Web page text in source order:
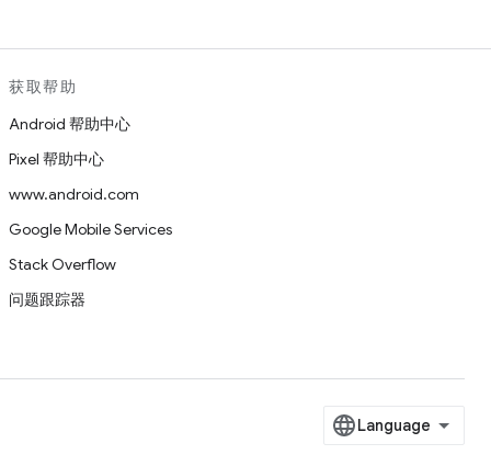
获取帮助
Android 帮助中心
Pixel 帮助中心
www.android.com
Google Mobile Services
Stack Overflow
问题跟踪器